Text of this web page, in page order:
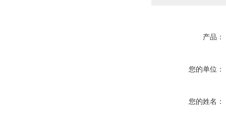
产品：
您的单位：
您的姓名：